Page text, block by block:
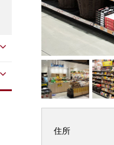
住所